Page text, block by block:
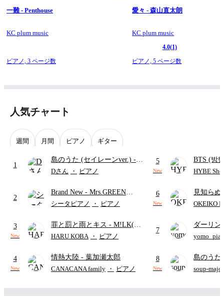
一難 - Penthouse
KC plum music
ピアノ, 3 ページ数
愛々 - 森山直太朗
KC plum music
4.0(1)
ピアノ,5 ページ数
人気チャート
週間 月間 ピアノ ギター
1
島のうた (セイレーンver.) -
セイレーン(CV.鈴木みのり)
ード・ペダル付き/『映画ちい
かわ 人魚の島のひみつ』よ
Dさん ・ ピアノ
2
Brand New - Mrs.GREEN
APPLE
シータピアノ ・ ピアノ
3
New
罪と罰と雨とキス - M!LK(佐
野勇斗&吉田仁人)
HARU KOBA ・ ピアノ
4
New
情熱大陸 - 葉加瀬太郎
CANACANA family ・ ピアノ
5
New
BTS (방
HYBE
6
New
見知ら
ャツが乾
OKEIKO
7
ダーリン
APPLE (
8
New
島のうた
映画ちい
soup-majo